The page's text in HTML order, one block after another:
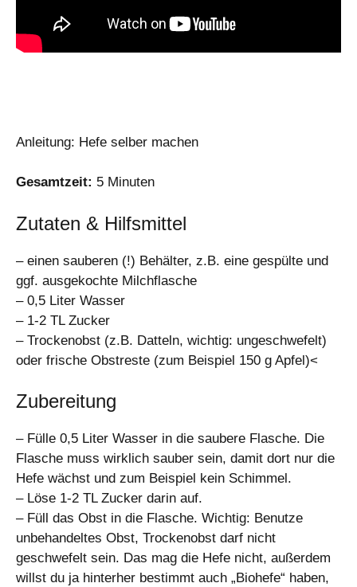
Anleitung: Hefe selber machen
Gesamtzeit: 5 Minuten
Zutaten & Hilfsmittel
– einen sauberen (!) Behälter, z.B. eine gespülte und
ggf. ausgekochte Milchflasche
– 0,5 Liter Wasser
– 1-2 TL Zucker
– Trockenobst (z.B. Datteln, wichtig: ungeschwefelt)
oder frische Obstreste (zum Beispiel 150 g Apfel)<
Zubereitung
– Fülle 0,5 Liter Wasser in die saubere Flasche. Die
Flasche muss wirklich sauber sein, damit dort nur die
Hefe wächst und zum Beispiel kein Schimmel.
– Löse 1-2 TL Zucker darin auf.
– Füll das Obst in die Flasche. Wichtig: Benutze
unbehandeltes Obst, Trockenobst darf nicht
geschwefelt sein. Das mag die Hefe nicht, außerdem
willst du ja hinterher bestimmt auch „Biohefe“ haben,